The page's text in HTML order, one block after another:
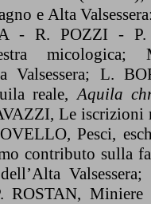
e Alta
- R. POZZI - P.
Valsessera; L.
reale,Aquila
Le iscrizioni
Pesci,
contributo sulla
ROSTAN, Miniere